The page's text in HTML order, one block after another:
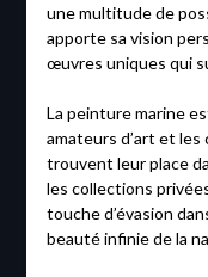
une multitude de
apporte sa vision
œuvres uniques qui
La peinture marine
amateurs d’art et
trouvent leur place
les collections
touche d’évasion
beauté infinie de la